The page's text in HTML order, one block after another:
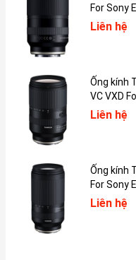
2. Màn hình
iPhone 15 Plus sở hữu
nền OLED Super Retina,
sắc nét. Độ sáng màn
tới 2.000 nit dưới điều kiện
For Sony E
Liên hệ
Ống kính TAMRON 18-
VC VXD
Liên hệ
Ống kính TAMRON 70-
For Sony
Liên hệ